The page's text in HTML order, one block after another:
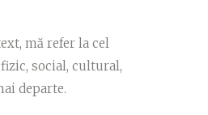
mă refer la cel
social, cultural,
departe.